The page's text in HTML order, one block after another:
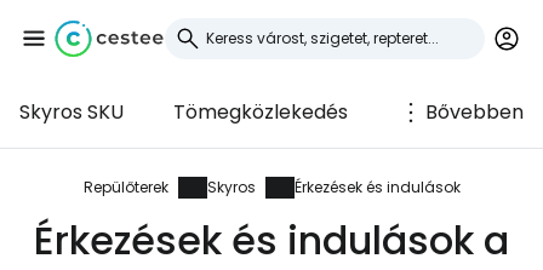
Skyros SKU Tömegközlekedés Bővebben
Repülőterek Skyros Érkezések és indulások
Érkezések és indulások a
Bejelentkezés a
Cestee-be
... az utazási közösség világszerte